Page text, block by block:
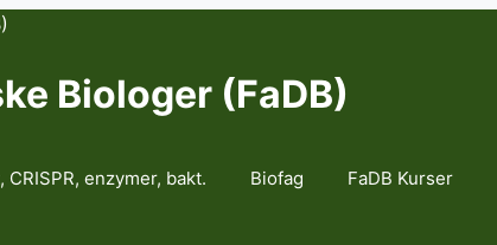
Biologer (FaDB)
CRISPR, enzymer, bakt. Biofag FaDB Kurser